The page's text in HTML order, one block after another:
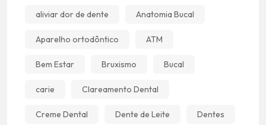
aliviar dor de dente Anatomia Bucal
Aparelho ortodôntico ATM
Bem Estar Bruxismo Bucal
carie Clareamento Dental
Creme Dental Dente de Leite Dentes